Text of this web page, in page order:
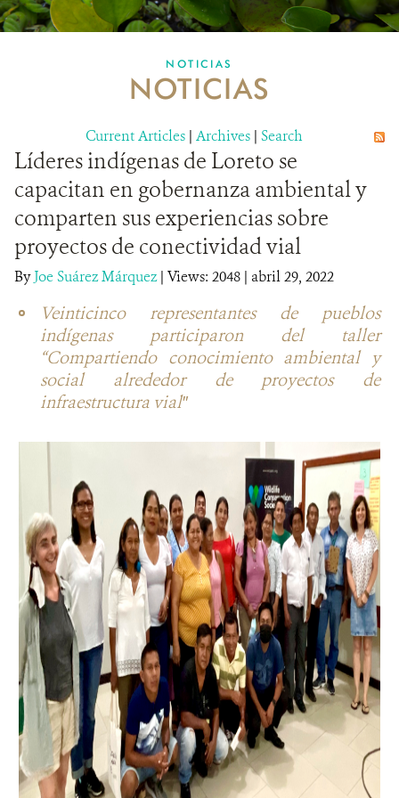
MECANISMO DE ATENCIÓN DE QUEJAS Y RECLAMOS
DONA
NOTICIAS
NOTICIAS
Current Articles | Archives | Search
Líderes indígenas de Loreto se
capacitan en gobernanza ambiental y
comparten sus experiencias sobre
proyectos de conectividad vial
ByJoe Suárez Márquez| Views: 2048 | abril 29, 2022
Veinticinco representantes de pueblos
indígenas participaron del taller
“Compartiendo conocimiento ambiental y
social alrededor de proyectos de
infraestructura vial″